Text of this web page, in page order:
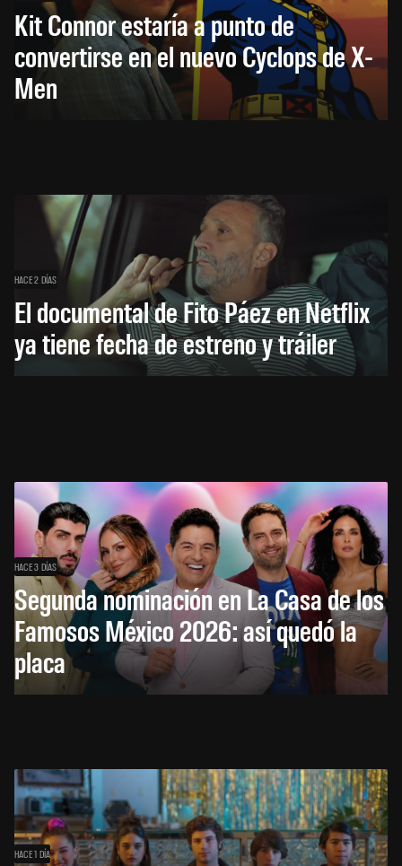
Kit Connor estaría a punto de
convertirse en el nuevo Cyclops de X-
Men
HACE 2 DÍAS
El documental de Fito Páez en Netflix
ya tiene fecha de estreno y tráiler
HACE 3 DÍAS
Segunda nominación en La Casa de los
Famosos México 2026: así quedó la
placa
HACE 1 DÍA